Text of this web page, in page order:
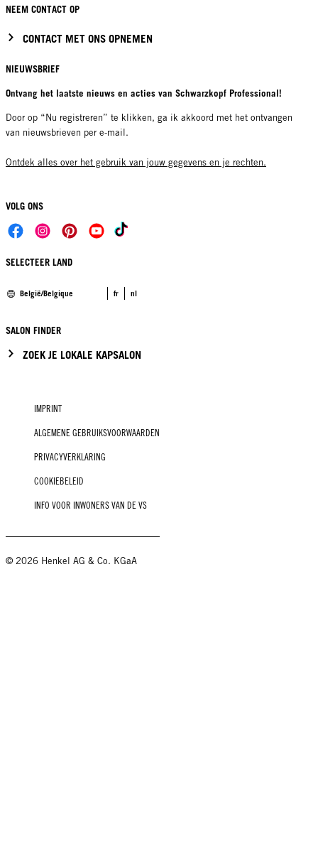
NEEM CONTACT OP
CONTACT MET ONS OPNEMEN
NIEUWSBRIEF
Ontvang het laatste nieuws en acties van Schwarzkopf Professional!
Door op “Nu registreren” te klikken, ga ik akkoord met het ontvangen
van nieuwsbrieven per e-mail.
Ontdek alles over het gebruik van jouw gegevens en je rechten.
VOLG ONS
SELECTEER LAND
België/Belgique fr nl
SALON FINDER
ZOEK JE LOKALE KAPSALON
IMPRINT
ALGEMENE GEBRUIKSVOORWAARDEN
PRIVACYVERKLARING
COOKIEBELEID
INFO VOOR INWONERS VAN DE VS
© 2026 Henkel AG & Co. KGaA